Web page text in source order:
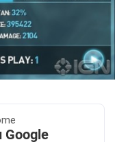
Google